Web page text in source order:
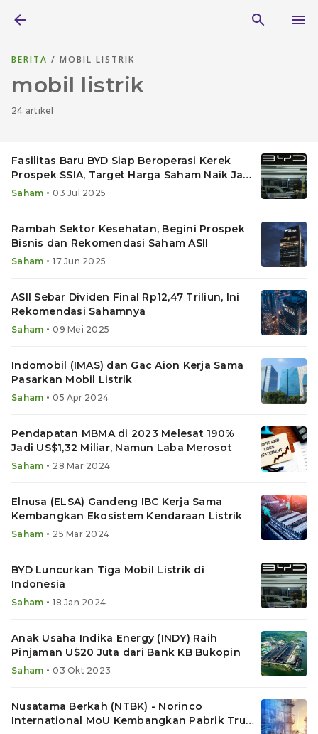
BERITA / MOBIL LISTRIK
mobil listrik
24 artikel
Fasilitas Baru BYD Siap Beroperasi Kerek
Prospek SSIA, Target Harga Saham Naik Jadi
Segini
Saham • 03 Jul 2025
Rambah Sektor Kesehatan, Begini Prospek
Bisnis dan Rekomendasi Saham ASII
Saham • 17 Jun 2025
ASII Sebar Dividen Final Rp12,47 Triliun, Ini
Rekomendasi Sahamnya
Saham • 09 Mei 2025
Indomobil (IMAS) dan Gac Aion Kerja Sama
Pasarkan Mobil Listrik
Saham • 05 Apr 2024
Pendapatan MBMA di 2023 Melesat 190%
Jadi US$1,32 Miliar, Namun Laba Merosot
Saham • 28 Mar 2024
Elnusa (ELSA) Gandeng IBC Kerja Sama
Kembangkan Ekosistem Kendaraan Listrik
Saham • 25 Mar 2024
BYD Luncurkan Tiga Mobil Listrik di
Indonesia
Saham • 18 Jan 2024
Anak Usaha Indika Energy (INDY) Raih
Pinjaman U$20 Juta dari Bank KB Bukopin
Saham • 03 Okt 2023
Nusatama Berkah (NTBK) - Norinco
International MoU Kembangkan Pabrik Truk